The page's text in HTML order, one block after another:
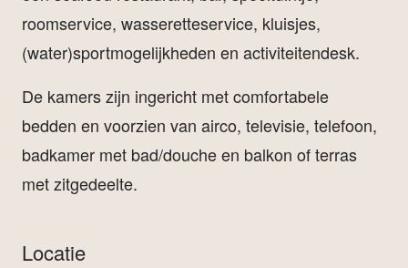
roomservice, wasseretteservice, kluisjes,
(water)sportmogelijkheden en activiteitendesk.
De kamers zijn ingericht met comfortabele
bedden en voorzien van airco, televisie, telefoon,
badkamer met bad/douche en balkon of terras
met zitgedeelte.
Locatie